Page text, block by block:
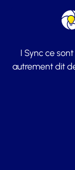
I Sync ce
autrement dit